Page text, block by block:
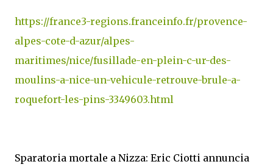
https://france3-regions.franceinfo.fr/provence-
alpes-cote-d-azur/alpes-
maritimes/nice/fusillade-en-plein-c-ur-des-
moulins-a-nice-un-vehicule-retrouve-brule-a-
roquefort-les-pins-3349603.html
Sparatoria mortale a Nizza: Eric Ciotti annuncia